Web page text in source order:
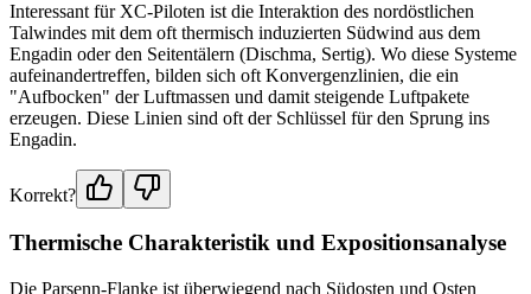
Interessant für XC-Piloten ist die Interaktion des nordöstlichen
Talwindes mit dem oft thermisch induzierten Südwind aus dem
Engadin oder den Seitentälern (Dischma, Sertig). Wo diese Systeme
aufeinandertreffen, bilden sich oft Konvergenzlinien, die ein
"Aufbocken" der Luftmassen und damit steigende Luftpakete
erzeugen. Diese Linien sind oft der Schlüssel für den Sprung ins
Engadin.
Korrekt?
Thermische Charakteristik und Expositionsanalyse
Die Parsenn-Flanke ist überwiegend nach Südosten und Osten